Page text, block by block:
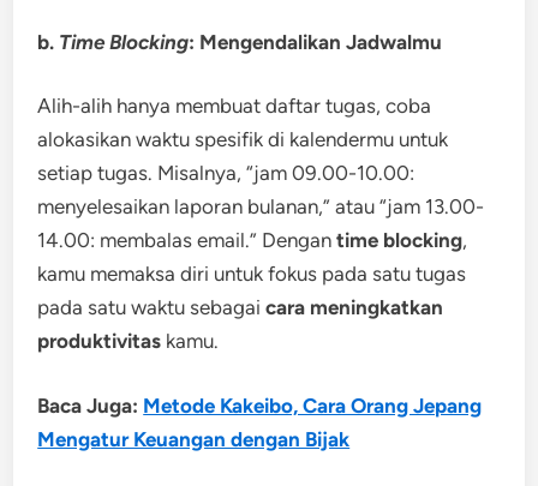
b. Time Blocking: Mengendalikan Jadwalmu
Alih-alih hanya membuat daftar tugas, coba
alokasikan waktu spesifik di kalendermu untuk
setiap tugas. Misalnya, “jam 09.00-10.00:
menyelesaikan laporan bulanan,” atau “jam 13.00-
14.00: membalas email.” Dengantime blocking,
kamu memaksa diri untuk fokus pada satu tugas
pada satu waktu sebagaicara meningkatkan
produktivitas kamu.
Baca Juga: Metode Kakeibo, Cara Orang Jepang
Mengatur Keuangan dengan Bijak